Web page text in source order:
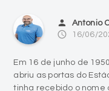
Em 16 de junho de
abriu as portas do
jornalista só veio nos
Maracanã (em